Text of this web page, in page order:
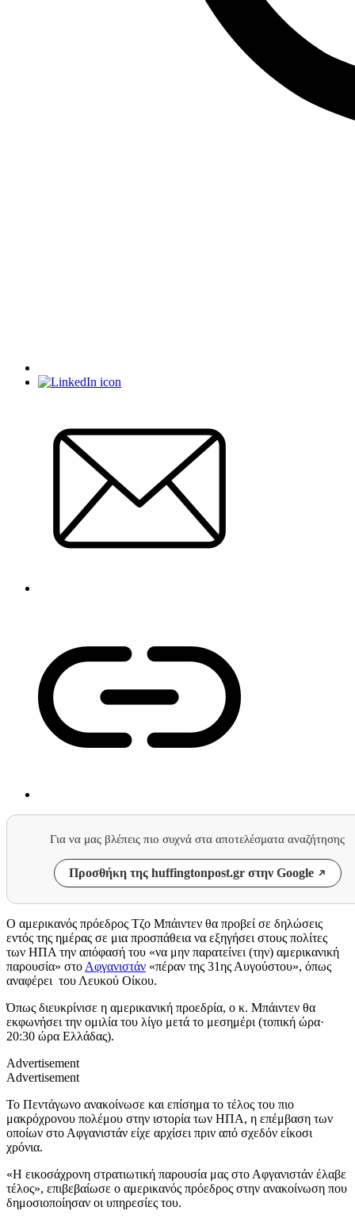
Για να μας βλέπεις πιο συχνά στα αποτελέσματα αναζήτησης
Προσθήκη της huffingtonpost.gr στην Google
Ο αμερικανός πρόεδρος Τζο Μπάιντεν θα προβεί σε δηλώσεις
εντός της ημέρας σε μια προσπάθεια να εξηγήσει στους πολίτες
των ΗΠΑ την απόφασή του «να μην παρατείνει (την) αμερικανική
παρουσία» στο Αφγανιστάν «πέραν της 31ης Αυγούστου», όπως
αναφέρει του Λευκού Οίκου.
Όπως διευκρίνισε η αμερικανική προεδρία, ο κ. Μπάιντεν θα
εκφωνήσει την ομιλία του λίγο μετά το μεσημέρι (τοπική ώρα·
20:30 ώρα Ελλάδας).
Advertisement
Advertisement
Το Πεντάγωνο ανακοίνωσε και επίσημα το τέλος του πιο
μακρόχρονου πολέμου στην ιστορία των ΗΠΑ, η επέμβαση των
οποίων στο Αφγανιστάν είχε αρχίσει πριν από σχεδόν είκοσι
χρόνια.
«Η εικοσάχρονη στρατιωτική παρουσία μας στο Αφγανιστάν έλαβε
τέλος», επιβεβαίωσε ο αμερικανός πρόεδρος στην ανακοίνωση που
δημοσιοποίησαν οι υπηρεσίες του.